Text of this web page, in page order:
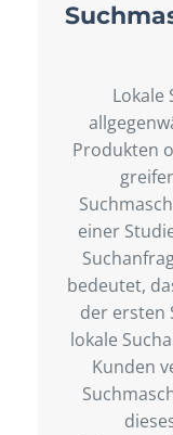
Lokale
Produkten
einer
bedeutet,
der ersten
lokale
Kunden